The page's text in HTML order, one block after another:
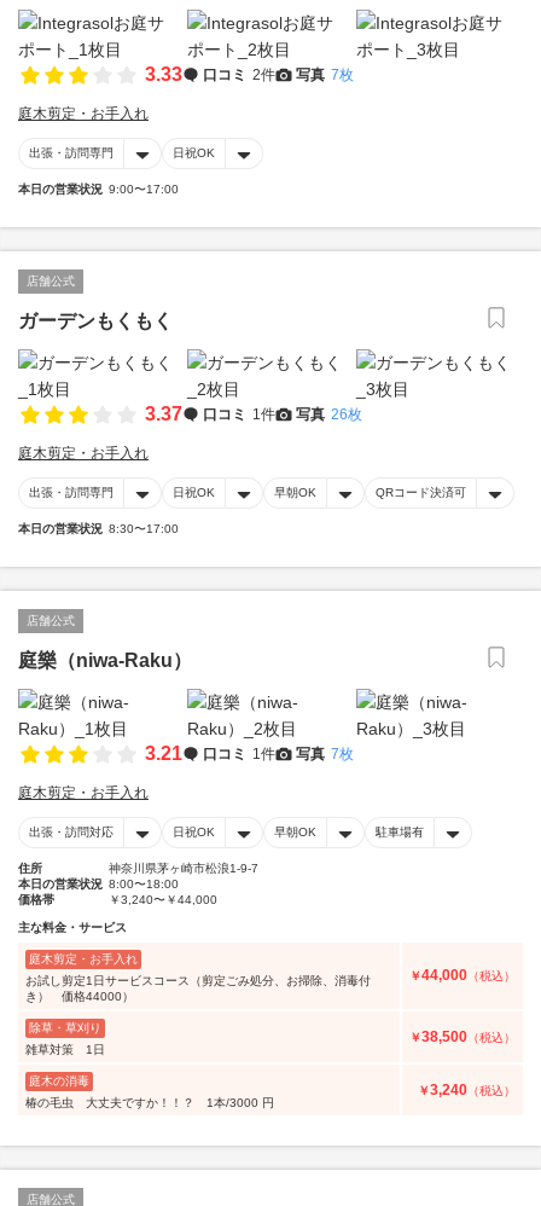
3.33 口コミ 2件 写真 7枚
庭木剪定・お手入れ
出張・訪問専門 日祝OK
本日の営業状況 9:00〜17:00
店舗公式
ガーデンもくもく
3.37 口コミ 1件 写真 26枚
庭木剪定・お手入れ
出張・訪問専門 日祝OK 早朝OK QRコード決済可
本日の営業状況 8:30〜17:00
店舗公式
庭樂（niwa-Raku）
3.21 口コミ 1件 写真 7枚
庭木剪定・お手入れ
出張・訪問対応 日祝OK 早朝OK 駐車場有
住所
神奈川県茅ヶ崎市松浪1-9-7
本日の営業状況 8:00〜18:00
価格帯
￥3,240〜￥44,000
主な料金・サービス
庭木剪定・お手入れ
お試し剪定1日サービスコース（剪定ごみ処分、お掃除、消毒付
き） 価格44000）
￥44,000 （税込）
除草・草刈り
雑草対策 1日
￥38,500 （税込）
庭木の消毒
椿の毛虫 大丈夫ですか！！？ 1本/3000 円
￥3,240 （税込）
店舗公式